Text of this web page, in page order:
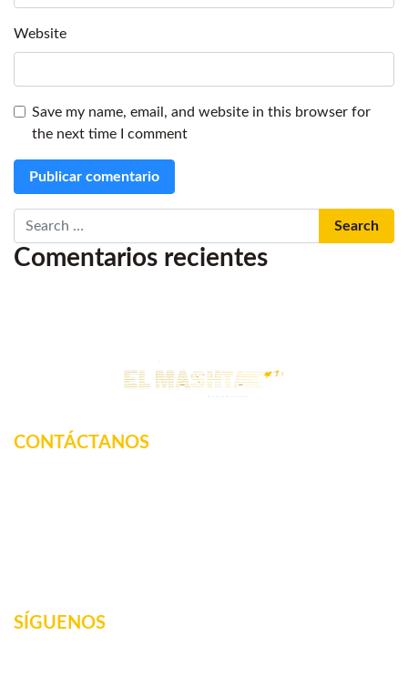
Website
Save my name, email, and website in this browser for
the next time I comment
Search
Comentarios recientes
CONTÁCTANOS
SÍGUENOS